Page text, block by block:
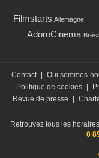
Filmstarts Allemagne
AdoroCinema Brésil
Contact Qui sommes-
Politique de cookies
Revue de presse
Retrouvez tous les
0